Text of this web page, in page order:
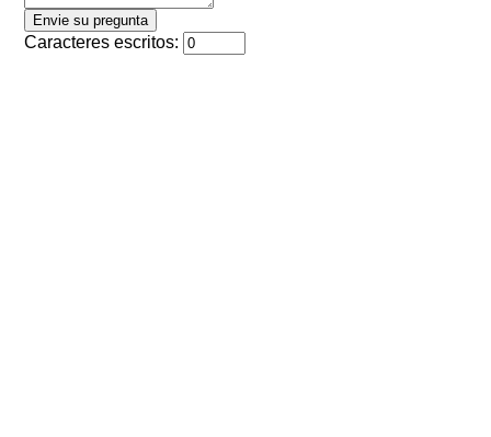
Caracteres escritos: